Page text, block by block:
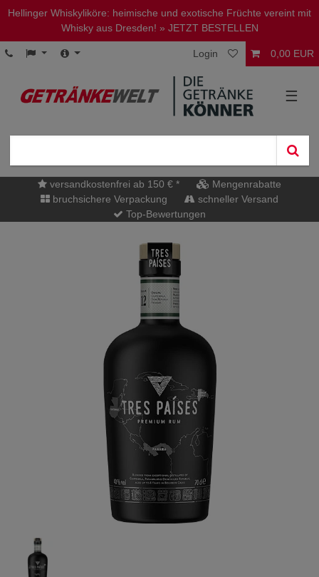
Hellinger Whiskyliköre: heimische und exotische Früchte vereint mit
Whisky aus Dresden! » JETZT BESTELLEN
Login 0,00 EUR
☰
versandkostenfrei ab 150 € *
Mengenrabatte
bruchsichere Verpackung
schneller Versand
Top-Bewertungen